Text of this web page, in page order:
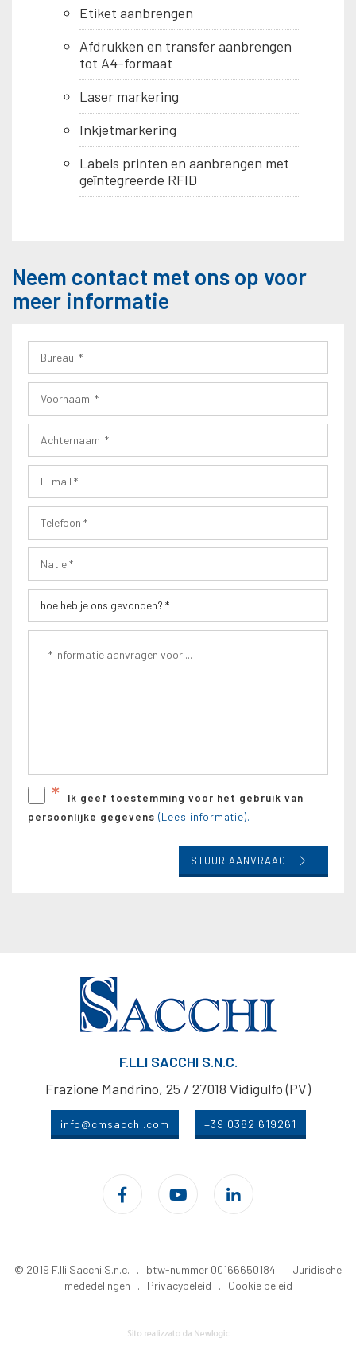
Etiket aanbrengen
Afdrukken en transfer aanbrengen
tot A4-formaat
Laser markering
Inkjetmarkering
Labels printen en aanbrengen met
geïntegreerde RFID
Neem contact met ons op voor
meer informatie
*
Ik geef toestemming voor het gebruik van
persoonlijke gegevens (Lees informatie).
STUUR AANVRAAG
F.LLI SACCHI S.N.C.
Frazione Mandrino, 25 / 27018 Vidigulfo (PV)
info@cmsacchi.com +39 0382 619261
© 2019 F.lli Sacchi S.n.c. . btw-nummer 00166650184 . Juridische
mededelingen . Privacybeleid . Cookie beleid